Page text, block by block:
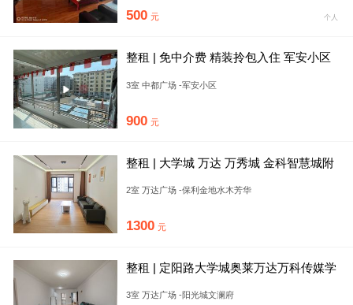
500 元 个人
整租 | 免中介费 精装拎包入住 军安小区
3室 中都广场 -军安小区
900 元
整租 | 大学城 万达 万秀城 金科智慧城附
2室 万达广场 -保利金地水木芳华
1300 元
整租 | 定阳路大学城奥莱万达万科传媒学
3室 万达广场 -阳光城文澜府